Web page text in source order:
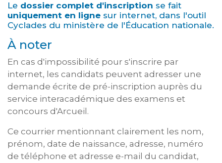
Le dossier complet d'inscription se fait
uniquement en ligne sur internet, dans l'outil
Cyclades du ministère de l'Éducation nationale.
À noter
En cas d'impossibilité pour s'inscrire par
internet, les candidats peuvent adresser une
demande écrite de pré-inscription auprès du
service interacadémique des examens et
concours d'Arcueil.
Ce courrier mentionnant clairement les nom,
prénom, date de naissance, adresse, numéro
de téléphone et adresse e-mail du candidat,